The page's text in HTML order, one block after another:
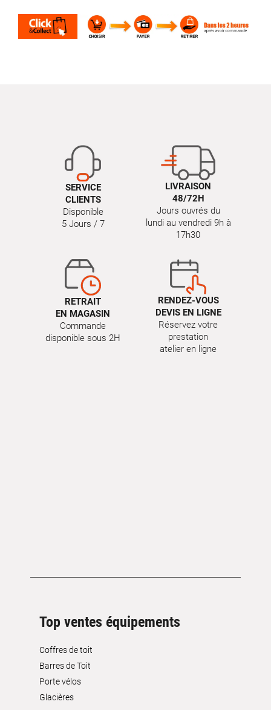
SERVICE
CLIENTS
Disponible
5 Jours / 7
LIVRAISON
48/72H
Jours ouvrés du
lundi au vendredi 9h à
17h30
RETRAIT
EN MAGASIN
Commande
disponible sous 2H
RENDEZ-VOUS
DEVIS EN LIGNE
Réservez votre
prestation
atelier en ligne
Top ventes équipements
Coffres de toit
Barres de Toit
Porte vélos
Glacières